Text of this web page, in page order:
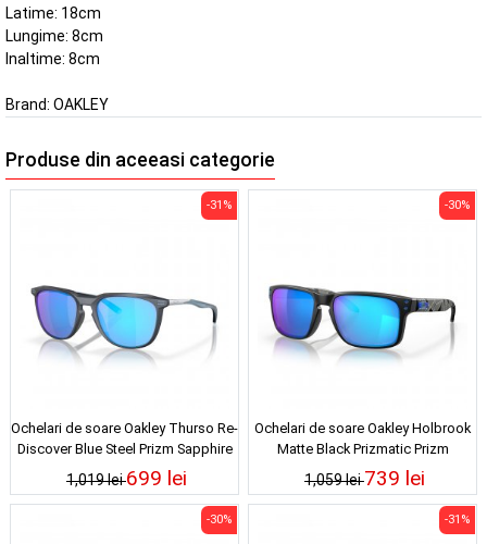
Latime: 18cm
Lungime: 8cm
Inaltime: 8cm
Brand: OAKLEY
Produse din aceeasi categorie
Ochelari de soare Oakley Thurso Re-
Discover Blue Steel Prizm Sapphire
1,019 lei
-31%
699 lei
Ochelari de soare Oakley Holbrook
Matte Black Prizmatic Prizm
Sapphire Polarized
1,059 lei
-30%
739 lei
-30% -31%